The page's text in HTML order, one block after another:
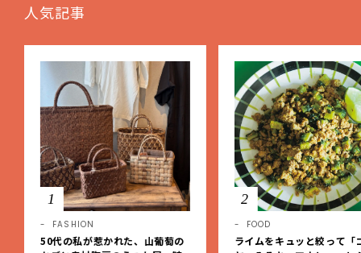
人気記事
1
FASHION
50代の私が惹かれた、山葡萄の
2
FOOD
ライムをキュッと絞って「